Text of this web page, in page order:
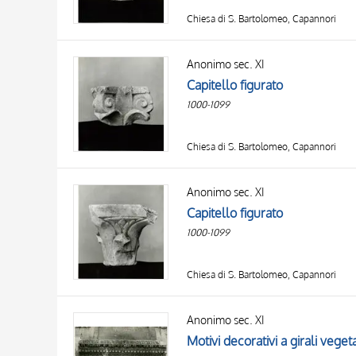
Chiesa di S. Bartolomeo, Capannori
Anonimo sec. XI
Capitello figurato
1000-1099
Chiesa di S. Bartolomeo, Capannori
Anonimo sec. XI
Capitello figurato
1000-1099
Chiesa di S. Bartolomeo, Capannori
Anonimo sec. XI
Motivi decorativi a girali